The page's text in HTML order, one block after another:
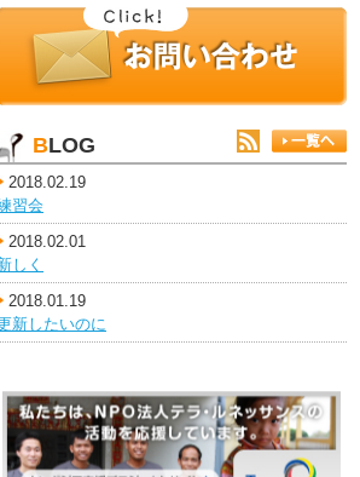
BLOG
2018.02.19
習会
2018.02.01
しく
2018.01.19
新したいのに